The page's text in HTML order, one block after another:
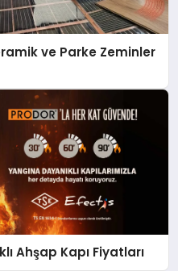
ve Parke Zeminler
Ahşap Kapı Fiyatları